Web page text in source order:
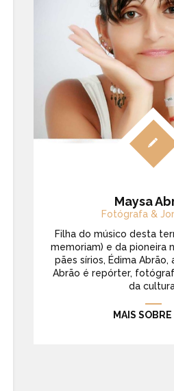
Maysa
Fotógrafa &
Filha do músico desta
memoriam) e da pioneira
pães sírios, Édima Abrão,
Abrão é repórter,
da
MAIS SOBRE